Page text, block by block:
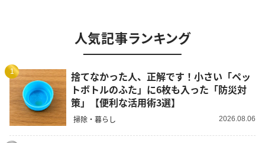
人気記事ランキング
1
捨てなかった人、正解です！小さい「ペッ
トボトルのふた」に6枚も入った「防災対
策」【便利な活用術3選】
掃除・暮らし 2026.08.06